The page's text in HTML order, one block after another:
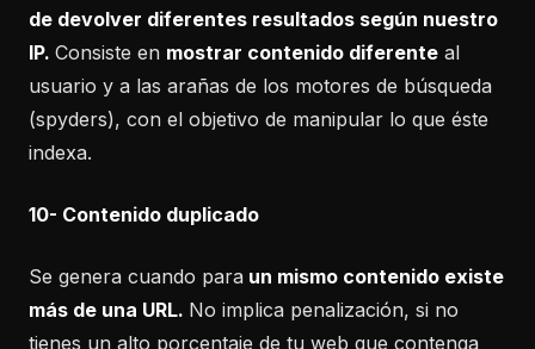
de devolver diferentes resultados según nuestro
IP. Consiste en mostrar contenido diferente al
usuario y a las arañas de los motores de búsqueda
(spyders), con el objetivo de manipular lo que éste
indexa.
10- Contenido duplicado
Se genera cuando para un mismo contenido existe
más de una URL. No implica penalización, si no
tienes un alto porcentaje de tu web que contenga